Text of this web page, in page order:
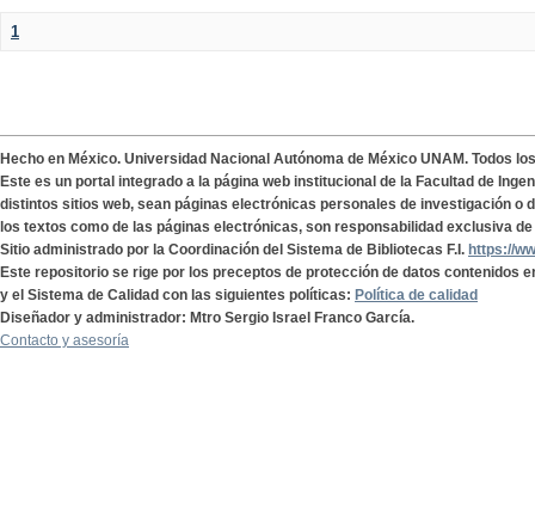
1
Hecho en México. Universidad Nacional Autónoma de México UNAM. Todos
Este es un portal integrado a la página web institucional de la Facultad de
distintos sitios web, sean páginas electrónicas personales de investigación o
los textos como de las páginas electrónicas, son responsabilidad exclusiva
Sitio administrado por la Coordinación del Sistema de Bibliotecas F.I. https://
Este repositorio se rige por los preceptos de protección de datos contenidos
y el Sistema de Calidad con las siguientes políticas: Política de calidad
Diseñador y administrador: Mtro Sergio Israel Franco García.
Contacto y asesoría